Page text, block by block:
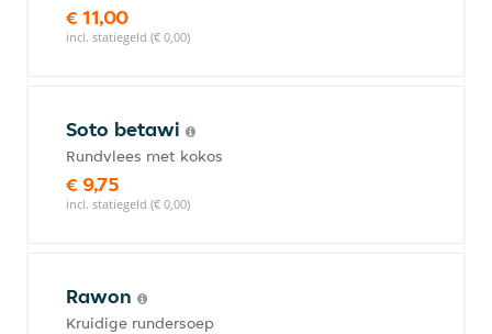
€ 11,00
incl. statiegeld (€ 0,00)
Soto betawi
Rundvlees met kokos
€ 9,75
incl. statiegeld (€ 0,00)
Rawon
Kruidige rundersoep